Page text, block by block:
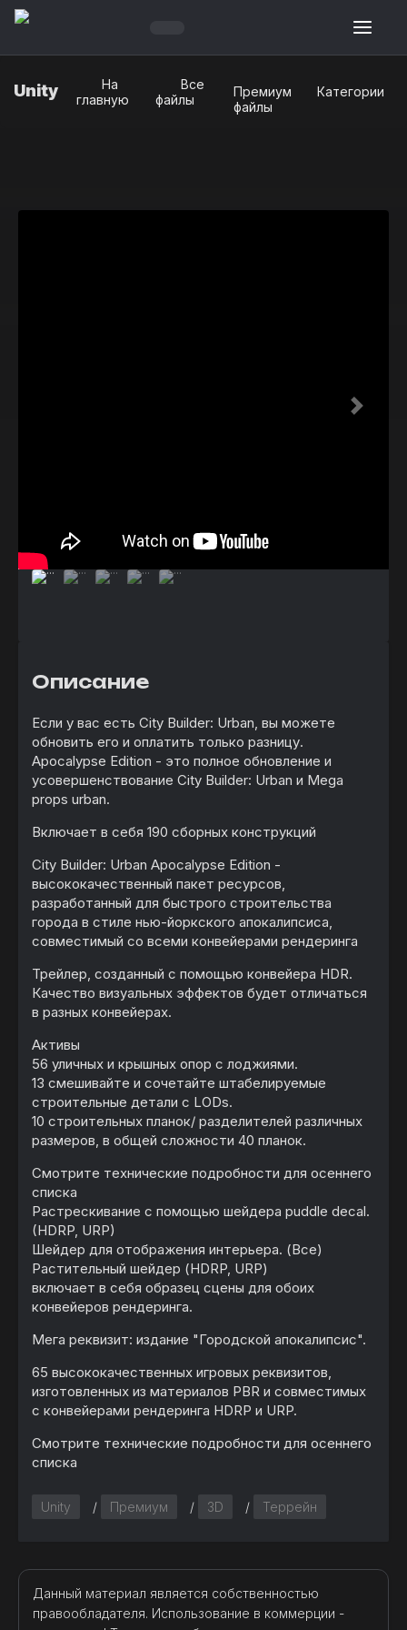
Unity
На
главную
Все
файлы
Премиум
файлы
Категории
Описание
Если у вас есть City Builder: Urban, вы можете
обновить его и оплатить только разницу.
Apocalypse Edition - это полное обновление и
усовершенствование City Builder: Urban и Mega
props urban.
Включает в себя 190 сборных конструкций
City Builder: Urban Apocalypse Edition -
высококачественный пакет ресурсов,
разработанный для быстрого строительства
города в стиле нью-йоркского апокалипсиса,
совместимый со всеми конвейерами рендеринга
Трейлер, созданный с помощью конвейера HDR.
Качество визуальных эффектов будет отличаться
в разных конвейерах.
Активы
56 уличных и крышных опор с лоджиями.
13 смешивайте и сочетайте штабелируемые
строительные детали с LODs.
10 строительных планок/ разделителей различных
размеров, в общей сложности 40 планок.
Смотрите технические подробности для осеннего
списка
Растрескивание с помощью шейдера puddle decal.
(HDRP, URP)
Шейдер для отображения интерьера. (Все)
Растительный шейдер (HDRP, URP)
включает в себя образец сцены для обоих
конвейеров рендеринга.
Мега реквизит: издание "Городской апокалипсис".
65 высококачественных игровых реквизитов,
изготовленных из материалов PBR и совместимых
с конвейерами рендеринга HDRP и URP.
Смотрите технические подробности для осеннего
списка
Unity / Премиум / 3D / Террейн
Данный материал является собственностью
правообладателя. Использование в коммерции -